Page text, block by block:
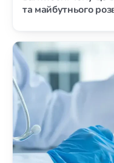
та майбутнього